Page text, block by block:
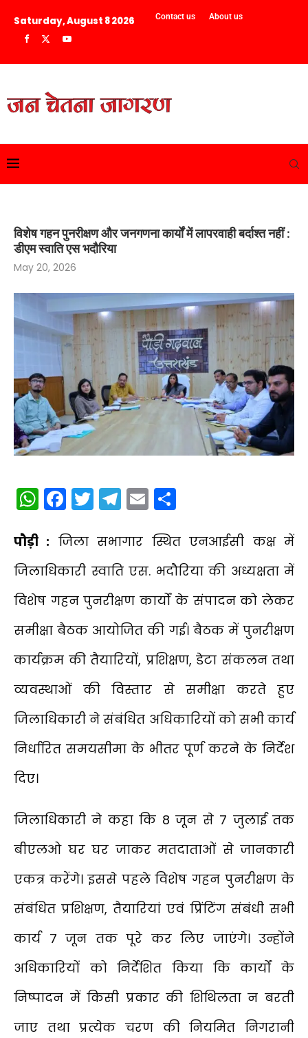
Saturday, August 8 2026 Contact us About us
विशेष गहन पुनरीक्षण और जनगणना कार्यों में लापरवाही बर्दाश्त नहीं :
डीएम स्वाति एस भदौरिया
May 20, 2026
WhatsApp
Facebook
Twitter
Telegram
Email
पौड़ी : जिला सभागार स्थित एनआईसी कक्ष में
जिलाधिकारी स्वाति एस. भदौरिया की अध्यक्षता में
विशेष गहन पुनरीक्षण कार्यों के संपादन को लेकर
समीक्षा बैठक आयोजित की गई। बैठक में पुनरीक्षण
कार्यक्रम की तैयारियों, प्रशिक्षण, डेटा संकलन तथा
व्यवस्थाओं की विस्तार से समीक्षा करते हुए
जिलाधिकारी ने संबंधित अधिकारियों को सभी कार्य
निर्धारित समयसीमा के भीतर पूर्ण करने के निर्देश
दिए।
जिलाधिकारी ने कहा कि 8 जून से 7 जुलाई तक
बीएलओ घर घर जाकर मतदाताओं से जानकारी
एकत्र करेंगे। इससे पहले विशेष गहन पुनरीक्षण के
संबंधित प्रशिक्षण, तैयारियां एवं प्रिंटिंग संबंधी सभी
कार्य 7 जून तक पूरे कर लिए जाएंगे। उन्होंने
अधिकारियों को निर्देशित किया कि कार्यों के
निष्पादन में किसी प्रकार की शिथिलता न बरती
जाए तथा प्रत्येक चरण की नियमित निगरानी